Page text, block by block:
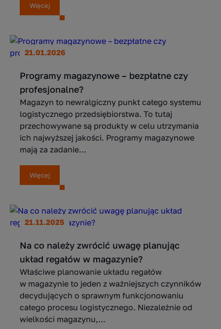
Więcej
21.01.2026
Programy magazynowe – bezpłatne czy
profesjonalne?
Magazyn to newralgiczny punkt całego systemu
logistycznego przedsiębiorstwa. To tutaj
przechowywane są produkty w celu utrzymania
ich najwyższej jakości. Programy magazynowe
mają za zadanie...
Więcej
21.11.2025
Na co należy zwrócić uwagę planując
układ regałów w magazynie?
Właściwe planowanie układu regałów
w magazynie to jeden z ważniejszych czynników
decydujących o sprawnym funkcjonowaniu
całego procesu logistycznego. Niezależnie od
wielkości magazynu,...